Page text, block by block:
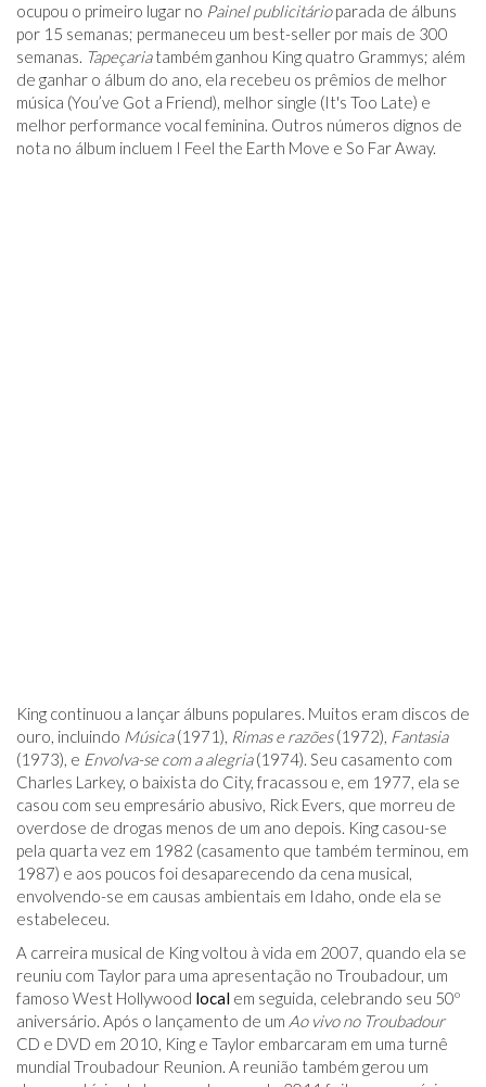
ocupou o primeiro lugar no Painel publicitárioparada de álbuns
por 15 semanas; permaneceu um best-seller por mais de 300
semanas. Tapeçariatambém ganhou King quatro Grammys; além
de ganhar o álbum do ano, ela recebeu os prêmios de melhor
música (You’ve Got a Friend), melhor single (It's Too Late) e
melhor performance vocal feminina. Outros números dignos de
nota no álbum incluem I Feel the Earth Move e So Far Away.
King continuou a lançar álbuns populares. Muitos eram discos de
ouro, incluindo Música(1971), Rimas e razões(1972), Fantasia
(1973), e Envolva-se com a alegria(1974). Seu casamento com
Charles Larkey, o baixista do City, fracassou e, em 1977, ela se
casou com seu empresário abusivo, Rick Evers, que morreu de
overdose de drogas menos de um ano depois. King casou-se
pela quarta vez em 1982 (casamento que também terminou, em
1987) e aos poucos foi desaparecendo da cena musical,
envolvendo-se em causas ambientais em Idaho, onde ela se
estabeleceu.
A carreira musical de King voltou à vida em 2007, quando ela se
reuniu com Taylor para uma apresentação no Troubadour, um
famoso West Hollywood local em seguida, celebrando seu 50º
aniversário. Após o lançamento de um Ao vivo no Troubadour
CD e DVD em 2010, King e Taylor embarcaram em uma turnê
mundial Troubadour Reunion. A reunião também gerou um